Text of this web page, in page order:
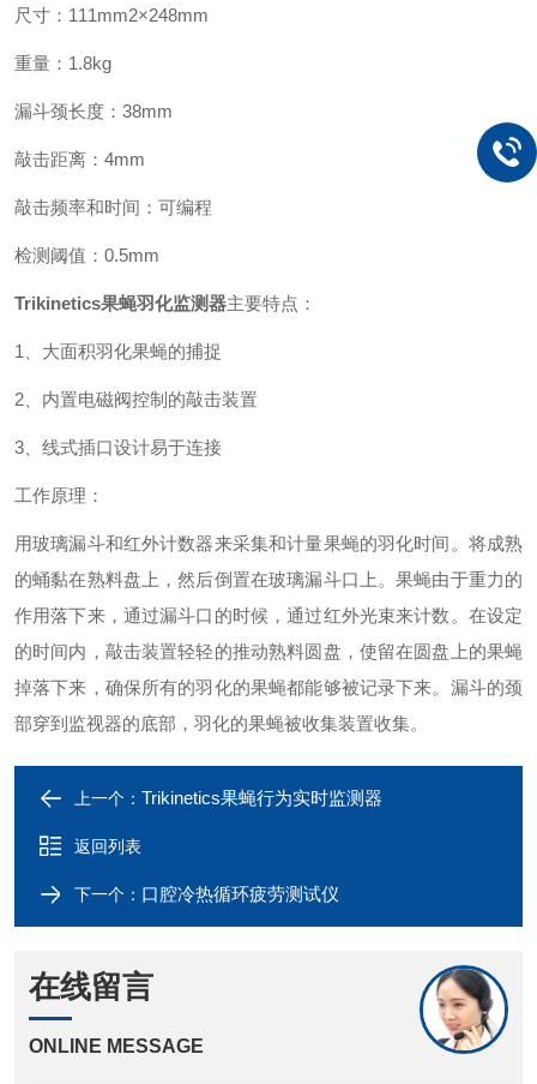
尺寸：111mm2×248mm
重量：1.8kg
漏斗颈长度：38mm
敲击距离：4mm
敲击频率和时间：可编程
检测阈值：0.5mm
Trikinetics果蝇羽化监测器主要特点：
1、大面积羽化果蝇的捕捉
2、内置电磁阀控制的敲击装置
3、线式插口设计易于连接
工作原理：
用玻璃漏斗和红外计数器来采集和计量果蝇的羽化时间。将成熟
的蛹黏在熟料盘上，然后倒置在玻璃漏斗口上。果蝇由于重力的
作用落下来，通过漏斗口的时候，通过红外光束来计数。在设定
的时间内，敲击装置轻轻的推动熟料圆盘，使留在圆盘上的果蝇
掉落下来，确保所有的羽化的果蝇都能够被记录下来。漏斗的颈
部穿到监视器的底部，羽化的果蝇被收集装置收集。
上一个： Trikinetics果蝇行为实时监测器
返回列表
下一个： 口腔冷热循环疲劳测试仪
在线留言
ONLINE MESSAGE